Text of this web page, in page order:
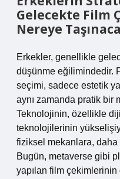
Gelecekte Film
Nereye
Erkekler, genellikle
düşünme eğilimindedir.
seçimi, sadece estetik
aynı zamanda pratik bir
Teknolojinin, özellikle
teknolojilerinin
fiziksel mekanlara,
Bugün, metaverse gibi
yapılan film çekimlerinin